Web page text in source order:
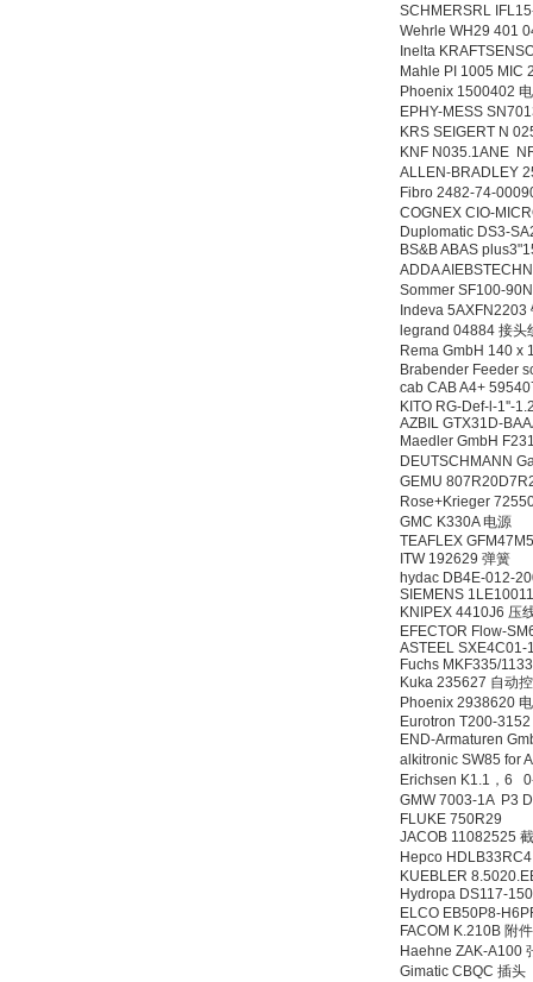
SCHMERSRL
Wehrle WH29 401
Inelta
Mahle PI 1005 MIC
Phoenix 1500402
EPHY-MESS
KRS SEIGERT N
KNF N035.1ANE
ALLEN-BRADLEY
Fibro 2482-74-
COGNEX CIO-
Duplomatic DS3-
BS&B ABAS
ADDA
Sommer SF100-
Indeva 5AXFN2203
legrand 04884 接头
Rema GmbH 140 x
Brabender Feeder
cab CAB A4+
KITO RG-Def-l-1''-
AZBIL GTX31D-
Maedler GmbH
DEUTSCHMANN
GEMU
Rose+Krieger
GMC K330A 电源
TEAFLEX
ITW 192629 弹簧
hydac DB4E-012-
SIEMENS
KNIPEX 4410J6 压
EFECTOR Flow-
ASTEEL
Fuchs MKF335/
Kuka 235627 自动
Phoenix 2938620
Eurotron T200-3152
END-Armaturen
alkitronic SW85 for
Erichsen K1.1，6
GMW 7003-1A P3
FLUKE 750R29
JACOB 11082525
Hepco
KUEBLER
Hydropa DS117-
ELCO EB50P8-
FACOM K.210B 附件
Haehne ZAK-A100
Gimatic CBQC 插头